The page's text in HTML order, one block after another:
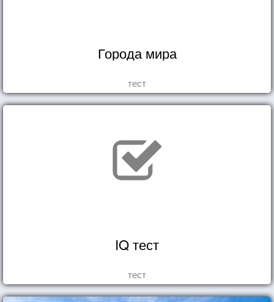
Города мира
тест
IQ тест
тест